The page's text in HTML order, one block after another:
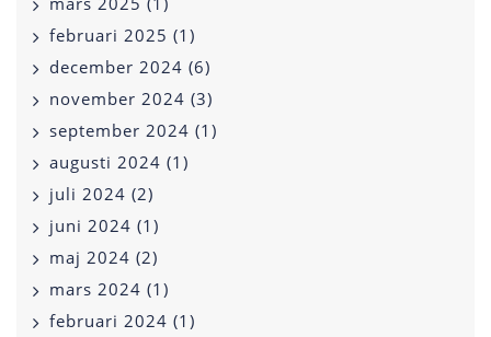
februari 2025 (1)
december 2024 (6)
november 2024 (3)
september 2024 (1)
augusti 2024 (1)
juli 2024 (2)
juni 2024 (1)
maj 2024 (2)
mars 2024 (1)
februari 2024 (1)